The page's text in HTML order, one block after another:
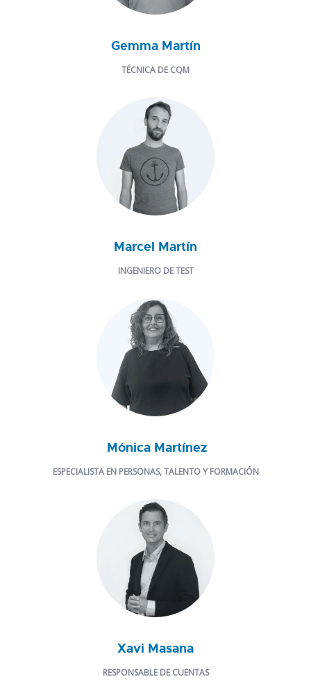
Gemma Martín
TÉCNICA DE CQM
Marcel Martín
INGENIERO DE TEST
Mónica Martínez
ESPECIALISTA EN PERSONAS, TALENTO Y FORMACIÓN
Xavi Masana
RESPONSABLE DE CUENTAS